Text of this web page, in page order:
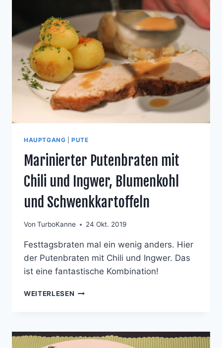
SOJA-
SAUCE
HAUPTGANG |PUTE
Marinierter Putenbraten mit
Chili und Ingwer, Blumenkohl
und Schwenkkartoffeln
Von TurboKanne 24 Okt. 2019
Festtagsbraten mal ein wenig anders. Hier
der Putenbraten mit Chili und Ingwer. Das
ist eine fantastische Kombination!
WEITERLESEN MARINIERTER
UND